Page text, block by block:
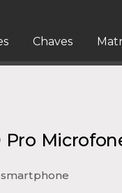
Chaves
Pro